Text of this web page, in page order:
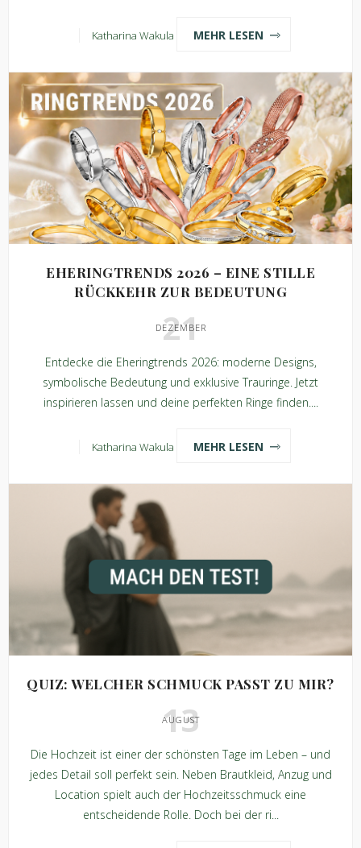
Katharina Wakula MEHR LESEN
EHERINGTRENDS 2026 – EINE STILLE
RÜCKKEHR ZUR BEDEUTUNG
21
DEZEMBER
Entdecke die Eheringtrends 2026: moderne Designs,
symbolische Bedeutung und exklusive Trauringe. Jetzt
inspirieren lassen und deine perfekten Ringe finden....
Katharina Wakula MEHR LESEN
QUIZ: WELCHER SCHMUCK PASST ZU MIR?
13
AUGUST
Die Hochzeit ist einer der schönsten Tage im Leben – und
jedes Detail soll perfekt sein. Neben Brautkleid, Anzug und
Location spielt auch der Hochzeitsschmuck eine
entscheidende Rolle. Doch bei der ri...